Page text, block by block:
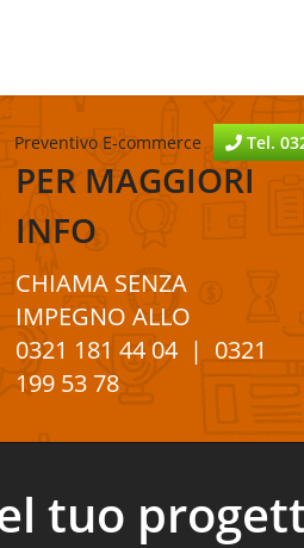
Preventivo E-commerce Tel.
PER MAGGIORI
INFO
CHIAMA SENZA
IMPEGNO ALLO
0321 181 44 04 | 0321
199 53 78
tuo